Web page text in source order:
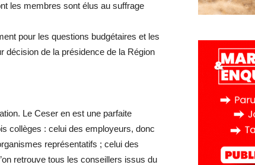
les membres sont élus au suffrage
pour les questions budgétaires et les
de la présidence de la Région
Le Ceser en est une parfaite
collèges : celui des employeurs, donc
représentatifs ; celui des
retrouve tous les conseillers issus du